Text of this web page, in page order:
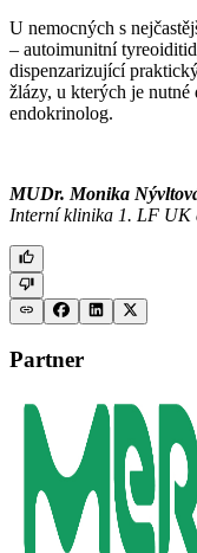
U nemocných s
–⁠ autoimunitní
dispenzarizující
žlázy, u kterých je nutné
endokrinolog.
MUDr. Monika
Interní klinika 1. LF UK
Partner